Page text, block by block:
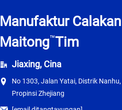
Manufaktur Calakan
Maitong™Tim
Jiaxing, Cina
No 1303, Jalan Yatai, Distrik
Propinsi Zhejiang